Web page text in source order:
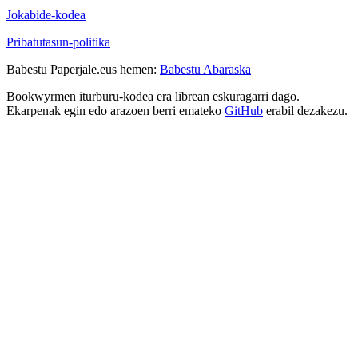
Jokabide-kodea
Pribatutasun-politika
Babestu Paperjale.eus hemen: Babestu Abaraska
Bookwyrmen iturburu-kodea era librean eskuragarri dago.
Ekarpenak egin edo arazoen berri emateko GitHub erabil dezakezu.